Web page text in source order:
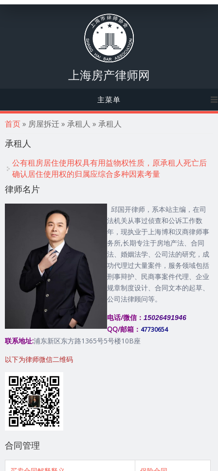
上海房产律师网
主菜单
你在这里
首页» 房屋拆迁 » 承租人 » 承租人
承租人
公有租房居住使用权具有用益物权性质，原承租人死亡后
确认居住使用权的归属应综合多种因素考量
律师名片
邱国开律师，系本站主编，在司
法机关从事过侦查和公诉工作数
年，现执业于上海博和汉商律师事
务所,长期专注于房地产法、合同
法、婚姻法学、公司法的研究，成
功代理过大量案件，服务领域包括
刑事辩护、民商事案件代理、企业
规章制度设计、合同文本的起草、
公司法律顾问等。
电话/微信： 15026491946
QQ/邮箱： 47730654
联系地址:浦东新区东方路1365号5号楼10B座
以下为律师微信二维码
合同管理